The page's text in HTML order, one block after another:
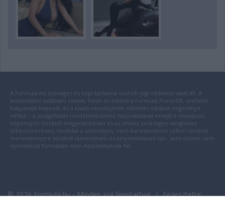
A Formula.hu szöveges és képi tartalma szerzői jogi védelem alatt áll. A
weboldalon található cikkek, fotók és videók a Formula Press Kft. szellemi
tulajdonát képezik, és a kiadó vezetőjének előzetes írásbeli engedélye
nélkül – a szolgáltatás rendeltetésszerű használatával velejáró olvasáson,
képernyőn történő megjelenítésen és az ehhez szükséges ideiglenes
többszörözésen, továbbá a személyes, nem-kereskedelmi célból történő
merevlemezre történő lementésen és kinyomtatáson túl - sem online, sem
nyomtatott formában nem használhatóak fel.
© 2026 Formula.hu - Minden jog fenntartva! | Fejlesztette: